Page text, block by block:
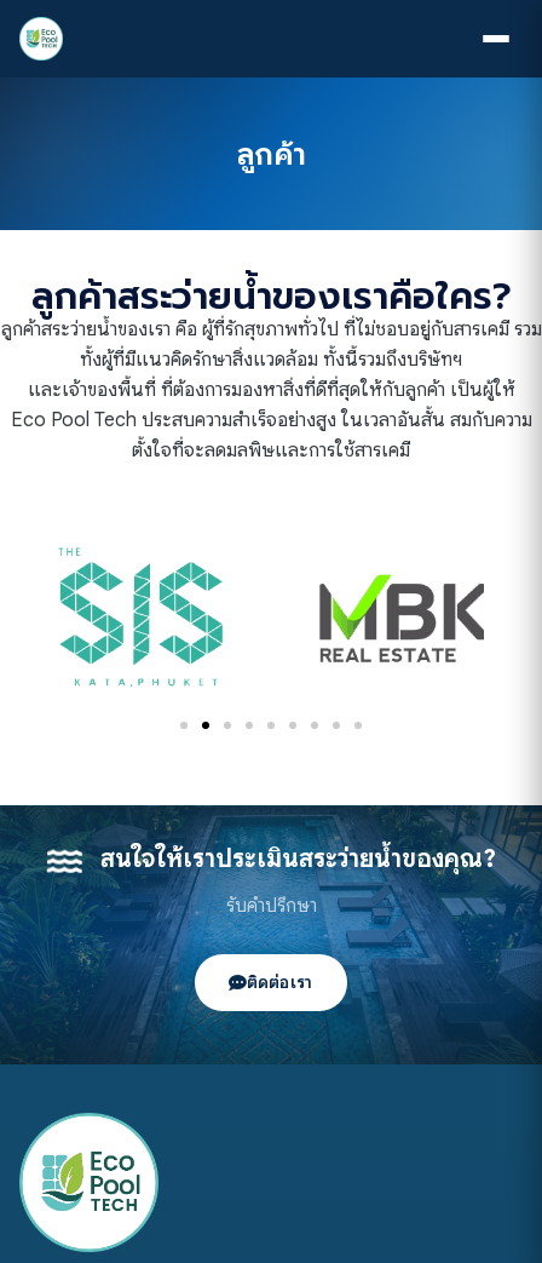
ลูกค้า
ลูกค้าสระว่ายน้ำของเราคือใคร?
ลูกค้าสระว่ายน้ำของเรา คือ ผู้ที่รักสุขภาพทั่วไป ที่ไม่ชอบอยู่กับสารเคมี รวม
ทั้งผู้ที่มีแนวคิดรักษาสิ่งแวดล้อม ทั้งนี้รวมถึงบริษัทฯ
และเจ้าของพื้นที่ ที่ต้องการมองหาสิ่งที่ดีที่สุดให้กับลูกค้า เป็นผู้ให้
Eco Pool Tech ประสบความสําเร็จอย่างสูง ในเวลาอันสั้น สมกับความ
ตั้งใจที่จะลดมลพิษและการใช้สารเคมี
สนใจให้เราประเมินสระว่ายน้ำของคุณ?
รับคำปรึกษา
ติดต่อเรา